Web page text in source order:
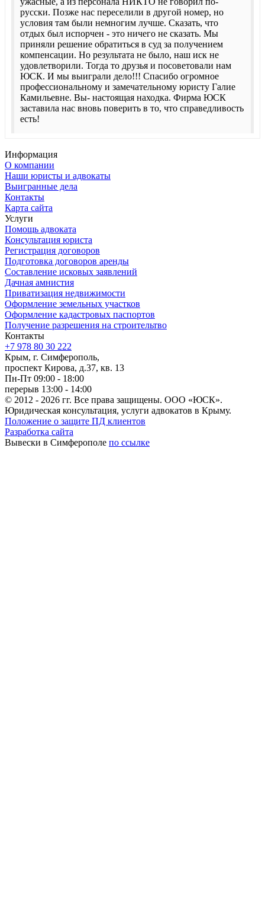
русски. Позже нас переселили в другой номер, но
условия там были немногим лучше. Сказать, что
отдых был испорчен - это ничего не сказать. Мы
приняли решение обратиться в суд за получением
компенсации. Но результата не было, наш иск не
удовлетворили. Тогда то друзья и посоветовали нам
ЮСК. И мы выиграли дело!!! Спасибо огромное
профессиональному и замечательному юристу Галие
Камильевне. Вы- настоящая находка. Фирма ЮСК
заставила нас вновь поверить в то, что справедливость
есть!
Информация
О компании
Наши юристы и адвокаты
Выигранные дела
Контакты
Карта сайта
Услуги
Помощь адвоката
Консультация юриста
Регистрация договоров
Подготовка договоров аренды
Составление исковых заявлений
Дачная амнистия
Приватизация недвижимости
Оформление земельных участков
Оформление кадастровых паспортов
Получение разрешения на строительтво
Контакты
+7 978 80 30 222
Крым, г. Симферополь,
проспект Кирова, д.37, кв. 13
Пн-Пт 09:00 - 18:00
перерыв 13:00 - 14:00
© 2012 - 2026 гг. Все права защищены. ООО «ЮСК».
Юридическая консультация, услуги адвокатов в Крыму.
Положение о защите ПД клиентов
Разработка сайта
Вывески в Симферополе по ссылке